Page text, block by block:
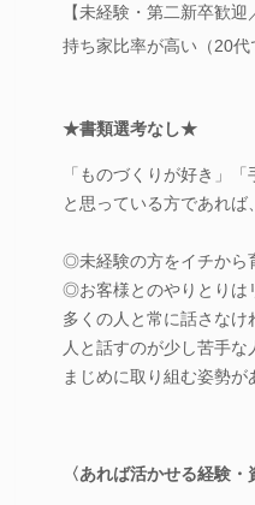
【未経験・第二新卒歓
持ち家比率が高い（20代
★書類選考なし★
「ものづくりが好き」「
と思っている方であれば
◎未経験の方をイチから
◎お客様とのやりとりは
多くの人と常に話さなけ
人と話すのが少し苦手な
まじめに取り組む姿勢が
〈あれば活かせる経験・